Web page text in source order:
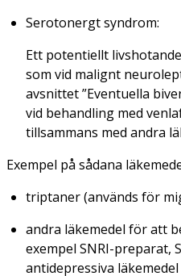
Serotonergt syndrom:
Ett potentiellt
som vid malignt
avsnittet ”Eventuella
vid behandling med
tillsammans med andra
Exempel på sådana
triptaner (används för
andra läkemedel för att
exempel SNRI-preparat,
antidepressiva